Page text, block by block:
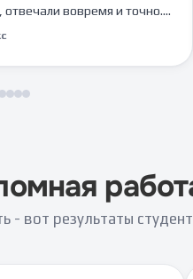
вовремя и точно.
по диплому и
вовремя и оставался с
которая
- вот результаты